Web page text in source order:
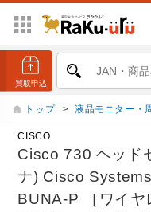
トップ > 液晶モニター・
CISCO
Cisco 730 ヘッド
ナ) Cisco
BUNA-P ［ワイ